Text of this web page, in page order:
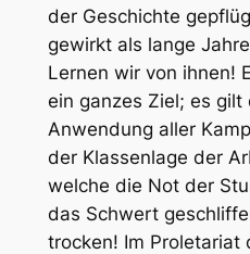
der Geschichte
gewirkt als lange
Lernen wir von ihnen!
ein ganzes Ziel; es gilt
Anwendung aller
der Klassenlage der
welche die Not der
das Schwert
trocken! Im Proletariat